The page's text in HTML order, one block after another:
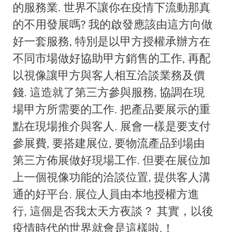
的服務業. 世界不讓你在疫情下流動那真
的不用發展嗎? 我的啟發應該由這方向做
好一套服務, 特別是以甲方授權承辦方在
不同市場做好協助甲方銷售的工作, 再配
以視像讓甲方與客人相互洽談業務及價
錢. 這造就了第三方參與服務, 協調在現
場甲方所需要的工作. 把產品要展示的重
點在現場推介與客人. 展會一樣是要支付
參展費, 要搭建展位, 要物流產品到場由
第三方佈展做好現場工作. 但要在展位加
上一個視像功能的洽談位置, 提供客人溝
通的好平台. 展位人員由本地授權方進
行, 這個是否我太天方夜談？ 其實，以後
疫情時代的世界就會是這樣啦.！